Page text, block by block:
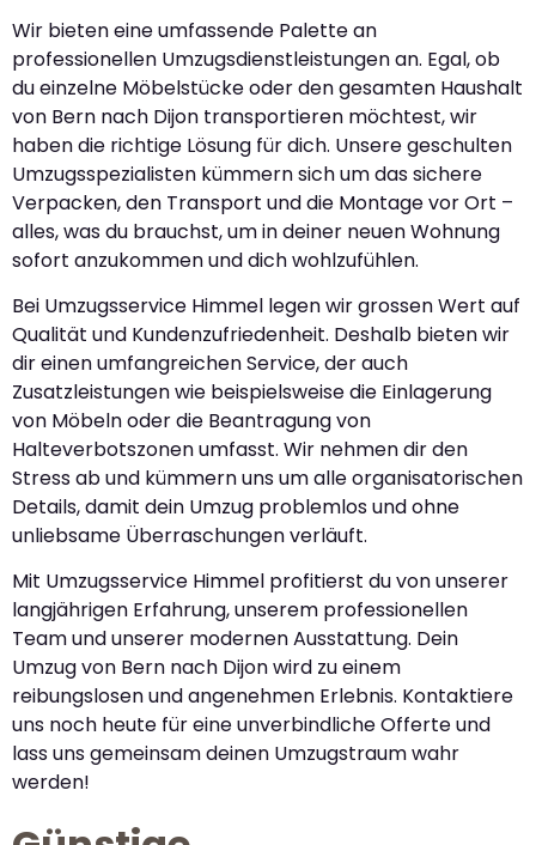
Wir bieten eine umfassende Palette an
professionellen Umzugsdienstleistungen an. Egal, ob
du einzelne Möbelstücke oder den gesamten Haushalt
von Bern nach Dijon transportieren möchtest, wir
haben die richtige Lösung für dich. Unsere geschulten
Umzugsspezialisten kümmern sich um das sichere
Verpacken, den Transport und die Montage vor Ort –
alles, was du brauchst, um in deiner neuen Wohnung
sofort anzukommen und dich wohlzufühlen.
Bei Umzugsservice Himmel legen wir grossen Wert auf
Qualität und Kundenzufriedenheit. Deshalb bieten wir
dir einen umfangreichen Service, der auch
Zusatzleistungen wie beispielsweise die Einlagerung
von Möbeln oder die Beantragung von
Halteverbotszonen umfasst. Wir nehmen dir den
Stress ab und kümmern uns um alle organisatorischen
Details, damit dein Umzug problemlos und ohne
unliebsame Überraschungen verläuft.
Mit Umzugsservice Himmel profitierst du von unserer
langjährigen Erfahrung, unserem professionellen
Team und unserer modernen Ausstattung. Dein
Umzug von Bern nach Dijon wird zu einem
reibungslosen und angenehmen Erlebnis. Kontaktiere
uns noch heute für eine unverbindliche Offerte und
lass uns gemeinsam deinen Umzugstraum wahr
werden!